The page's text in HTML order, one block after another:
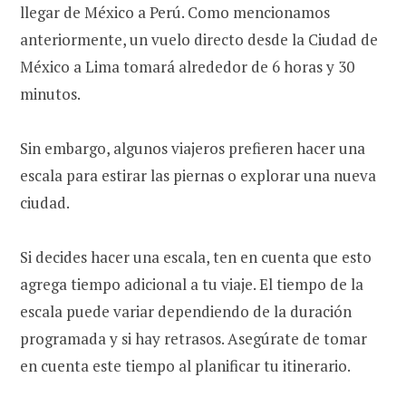
llegar de México a Perú. Como mencionamos
anteriormente, un vuelo directo desde la Ciudad de
México a Lima tomará alrededor de 6 horas y 30
minutos.
Sin embargo, algunos viajeros prefieren hacer una
escala para estirar las piernas o explorar una nueva
ciudad.
Si decides hacer una escala, ten en cuenta que esto
agrega tiempo adicional a tu viaje. El tiempo de la
escala puede variar dependiendo de la duración
programada y si hay retrasos. Asegúrate de tomar
en cuenta este tiempo al planificar tu itinerario.